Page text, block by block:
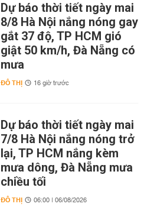
Dự báo thời tiết ngày mai
8/8 Hà Nội nắng nóng gay
gắt 37 độ, TP HCM gió
giật 50 km/h, Đà Nẵng có
mưa
ĐÔ THỊ 16 giờ trước
Dự báo thời tiết ngày mai
7/8 Hà Nội nắng nóng trở
lại, TP HCM nắng kèm
mưa dông, Đà Nẵng mưa
chiều tối
ĐÔ THỊ 06:00 | 06/08/2026